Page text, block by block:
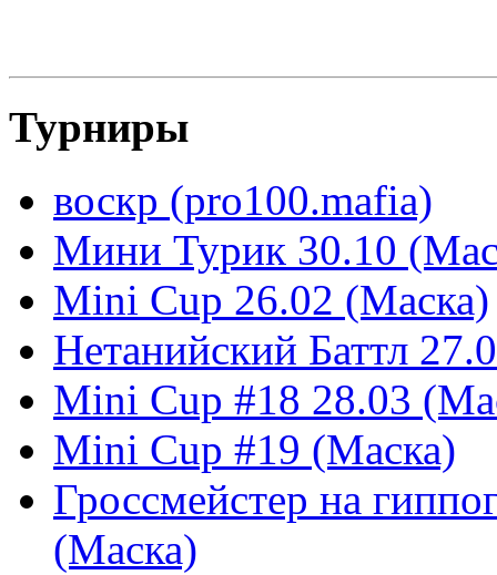
Турниры
воскр (pro100.mafia)
Мини Турик 30.10
Mini Cup 26.02 (Маска)
Нетанийский Баттл
Mini Cup #18 28.03
Mini Cup #19 (Маска)
Гроссмейстер на
(Маска)